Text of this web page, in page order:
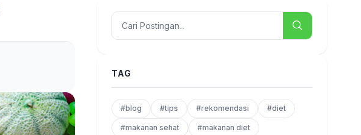
TAG
#blog #tips #rekomendasi #diet
#makanan sehat #makanan diet